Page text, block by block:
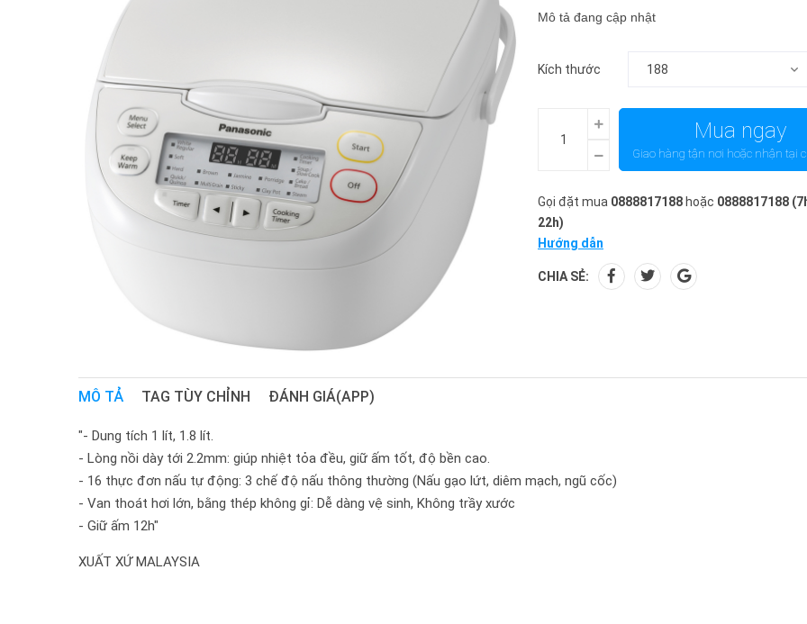
Mô tả đang cập nhật
Kích thước
Mua ngay
Giao hàng tận nơi hoặc nhận tại
Gọi đặt mua 0888817188 hoặc 0888817188
22h)
Hướng dẫn
CHIA SẺ:
MÔ TẢ TAG TÙY CHỈNH ĐÁNH GIÁ(APP)
"- Dung tích 1 lít, 1.8 lít.
- Lòng nồi dày tới 2.2mm: giúp nhiệt tỏa đều, giữ ấm tốt, độ bền cao.
- 16 thực đơn nấu tự động: 3 chế độ nấu thông thường (Nấu gạo lứt, diêm mạch, ngũ cốc)
- Van thoát hơi lớn, bằng thép không gỉ: Dễ dàng vệ sinh, Không trầy xước
- Giữ ấm 12h"
XUẤT XỨ MALAYSIA